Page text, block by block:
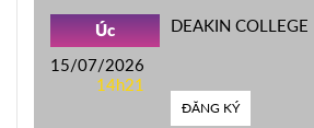
Úc
15/07/2026
14h21
DEAKIN COLLEGE
ĐĂNG KÝ